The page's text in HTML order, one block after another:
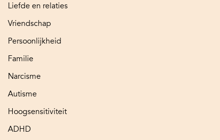
Liefde en relaties
Vriendschap
Persoonlijkheid
Familie
Narcisme
Autisme
Hoogsensitiviteit
ADHD